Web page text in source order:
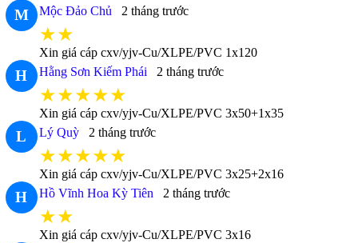
M Mộc Đảo Chủ 2 tháng trước
★★
Xin giá cáp cxv/yjv-Cu/XLPE/PVC 1x120
H Hằng Sơn Kiếm Phái 2 tháng trước
★★★★★
Xin giá cáp cxv/yjv-Cu/XLPE/PVC 3x50+1x35
L Lý Quỳ 2 tháng trước
★★★★★
Xin giá cáp cxv/yjv-Cu/XLPE/PVC 3x25+2x16
H Hồ Vĩnh Hoa Kỳ Tiên 2 tháng trước
★★
Xin giá cáp cxv/yjv-Cu/XLPE/PVC 3x16